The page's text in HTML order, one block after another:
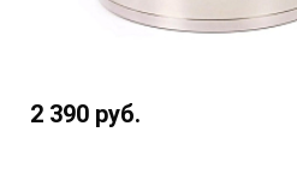
2 390 руб.